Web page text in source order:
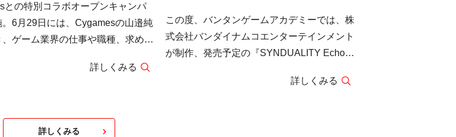
との特別コラボオープンキャンパ
。6月29日には、Cygamesの山邉純
、ゲーム業界の仕事や職種、求めら
べきポイント、熱中すべきことなど
る実践的な学びの機会となりまし
詳しくみる
この度、バンタンゲームアカデミーでは、株
式会社バンダイナムコエンターテインメント
が制作、発売予定の『SYNDUALITY Echo
メンバーを対象としたデザインコンテストを
詳しくみる
詳しくみる